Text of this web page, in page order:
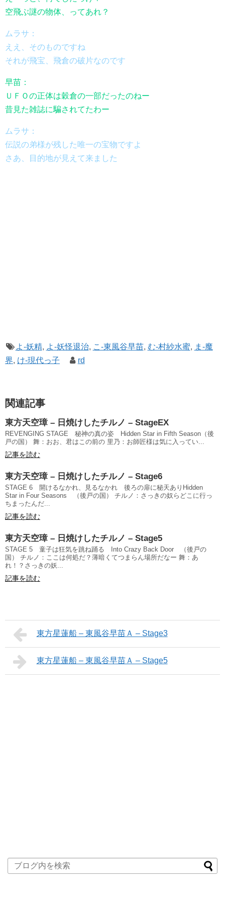
空飛ぶ謎の物体、ってあれ？
ムラサ：
ええ、そのものですね
それが飛宝、飛倉の破片なのです
早苗：
ＵＦＯの正体は穀倉の一部だったのねー
昔見た雑誌に騙されてたわー
ムラサ：
伝説の弟様が残した唯一の宝物ですよ
さあ、目的地が見えて来ました
よ-妖精, よ-妖怪退治, こ-東風谷早苗, む-村紗水蜜, ま-魔
界, け-現代っ子 rd
関連記事
東方天空璋 – 日焼けしたチルノ – StageEX
REVENGING STAGE 秘神の真の姿 Hidden Star in Fifth Season（後
戸の国） 舞：おお、君はこの前の 里乃：お師匠様は気に入ってい...
記事を読む
東方天空璋 – 日焼けしたチルノ – Stage6
STAGE 6 開けるなかれ、見るなかれ 後ろの扉に秘天ありHidden
Star in Four Seasons （後戸の国） チルノ：さっきの奴らどこに行っ
ちまったんだ...
記事を読む
東方天空璋 – 日焼けしたチルノ – Stage5
STAGE 5 童子は狂気を跳ね踊る Into Crazy Back Door （後戸の
国） チルノ：ここは何処だ？薄暗くてつまらん場所だなー 舞：あ
れ！？さっきの妖...
記事を読む
東方星蓮船 – 東風谷早苗Ａ – Stage3
東方星蓮船 – 東風谷早苗Ａ – Stage5